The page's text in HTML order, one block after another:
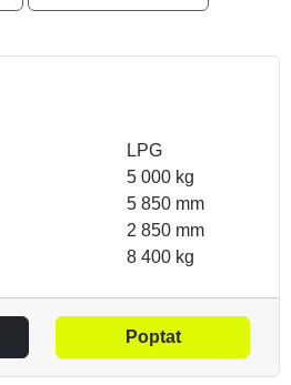
LPG
5 000 kg
5 850 mm
2 850 mm
8 400 kg
Poptat